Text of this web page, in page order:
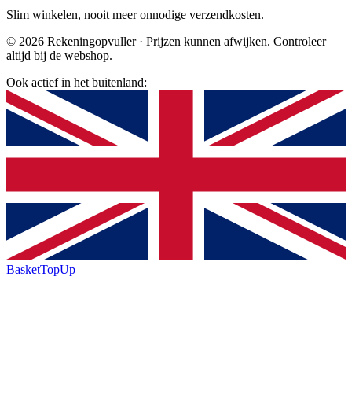
Slim winkelen, nooit meer onnodige verzendkosten.
© 2026 Rekeningopvuller · Prijzen kunnen afwijken. Controleer
altijd bij de webshop.
Ook actief in het buitenland:
BasketTopUp